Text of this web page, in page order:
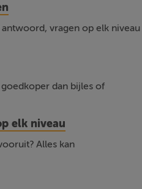
vragen op elk niveau
dan bijles of
elk niveau
Alles kan